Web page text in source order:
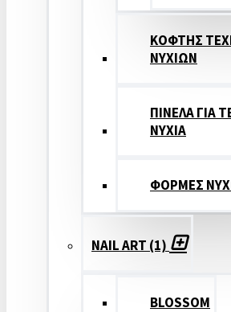
ΚΟΦΤΗΣ
ΝΥΧΙΩΝ
ΠΙΝΕΛΑ ΓΙΑ
ΝΥΧΙΑ
ΦΟΡΜΕΣ
NAIL ART (1)
BLOSSOM